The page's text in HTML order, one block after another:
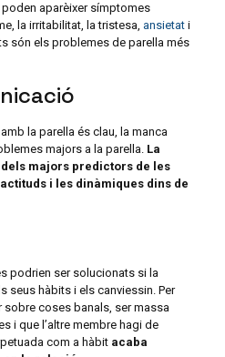
aparèixer símptomes
la irritabilitat, la tristesa, ansietati
són els problemes de parella més
amb la parella és clau, la manca
majors a la parella. La
majors predictors de les
i les dinàmiques dins de
podrien ser solucionats si la
seus hàbits i els canviessin. Per
coses banals, ser massa
i que l’altre membre hagi de
com a hàbit acaba